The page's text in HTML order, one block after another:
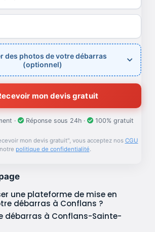
des photos de votre débarras
(optionnel)
mon devis gratuit
· Réponse sous 24h · 100% gratuit
mon devis gratuit", vous acceptez nos CGU
politique de confidentialité.
une plateforme de mise en
débarras à Conflans ?
débarras à Conflans-Sainte-